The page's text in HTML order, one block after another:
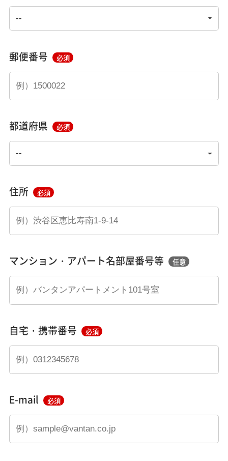
郵便番号 必須
都道府県 必須
住所 必須
マンション・アパート名部屋番号等 任意
自宅・携帯番号 必須
E-mail 必須